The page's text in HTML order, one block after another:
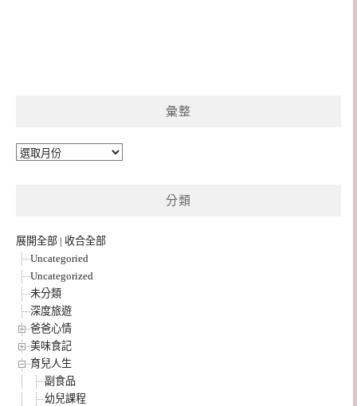
彙整
彙
分類
展開全部 | 收合全部
Uncategoried
Uncategorized
未分類
深度旅遊
爸爸心情
美味食記
育兒人生
副食品
幼兒課程